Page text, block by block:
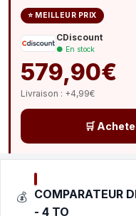
⭐ MEILLEUR PRIX
CDiscount
● En stock
579,90€
Livraison : +4,99€
🛒
💰 COMPARATEUR
- 4 TO